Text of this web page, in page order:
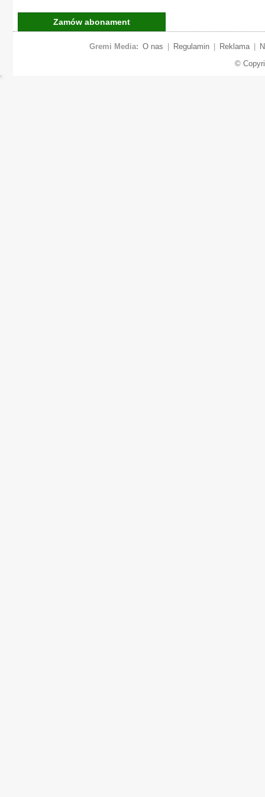
Zamów abonament
Gremi Media: O nas Regulamin Reklama
©